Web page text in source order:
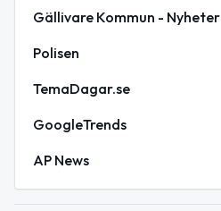
Gällivare Kommun - Nyheter
Polisen
TemaDagar.se
GoogleTrends
AP News